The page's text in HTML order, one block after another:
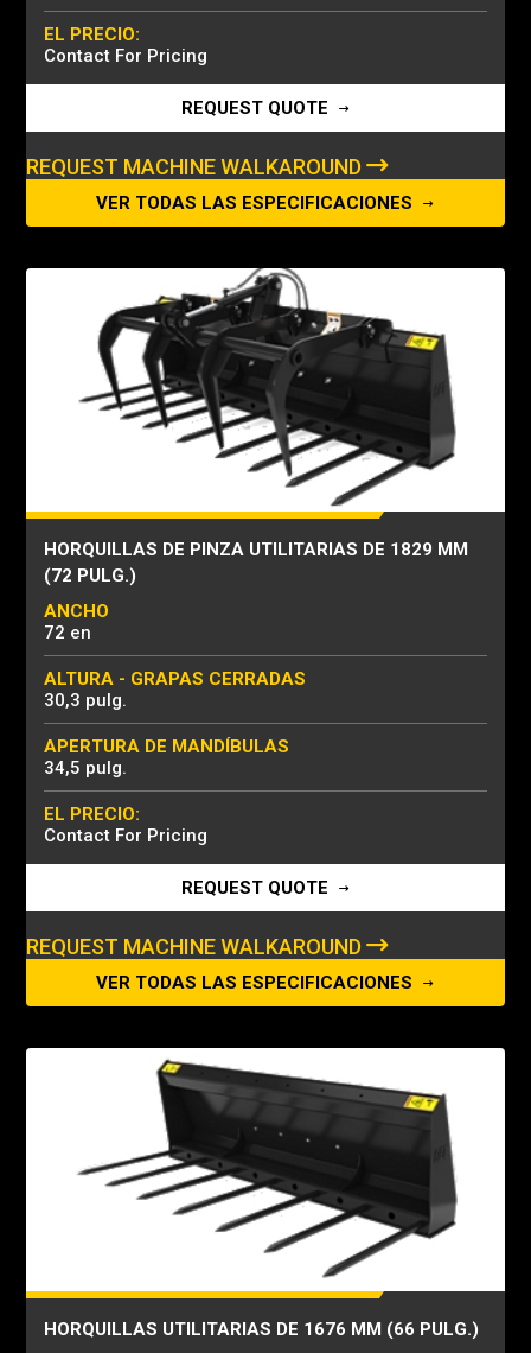
EL PRECIO:
Contact For Pricing
REQUEST QUOTE
REQUEST MACHINE WALKAROUND
VER TODAS LAS ESPECIFICACIONES
HORQUILLAS DE PINZA UTILITARIAS DE 1829 MM
(72 PULG.)
ANCHO
72 en
ALTURA - GRAPAS CERRADAS
30,3 pulg.
APERTURA DE MANDÍBULAS
34,5 pulg.
EL PRECIO:
Contact For Pricing
REQUEST QUOTE
REQUEST MACHINE WALKAROUND
VER TODAS LAS ESPECIFICACIONES
HORQUILLAS UTILITARIAS DE 1676 MM (66 PULG.)